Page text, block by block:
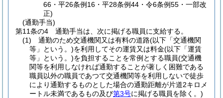
66・平26条例16・平28条例44・令6条例55・一部改
正)
(通勤手当)
第11条の4
通勤手当は、次に掲げる職員に支給する。
(1)
通勤のため交通機関又は有料の道路(以下「交通機関
等」という。)を利用してその運賃又は料金(以下「運賃
等」という。)を負担することを常例とする職員(交通機
関等を利用しなければ通勤することが著しく困難である
職員以外の職員であつて交通機関等を利用しないで徒歩
により通勤するものとした場合の通勤距離が片道2キロメ
ートル未満であるもの及び第3号に掲げる職員を除く。)